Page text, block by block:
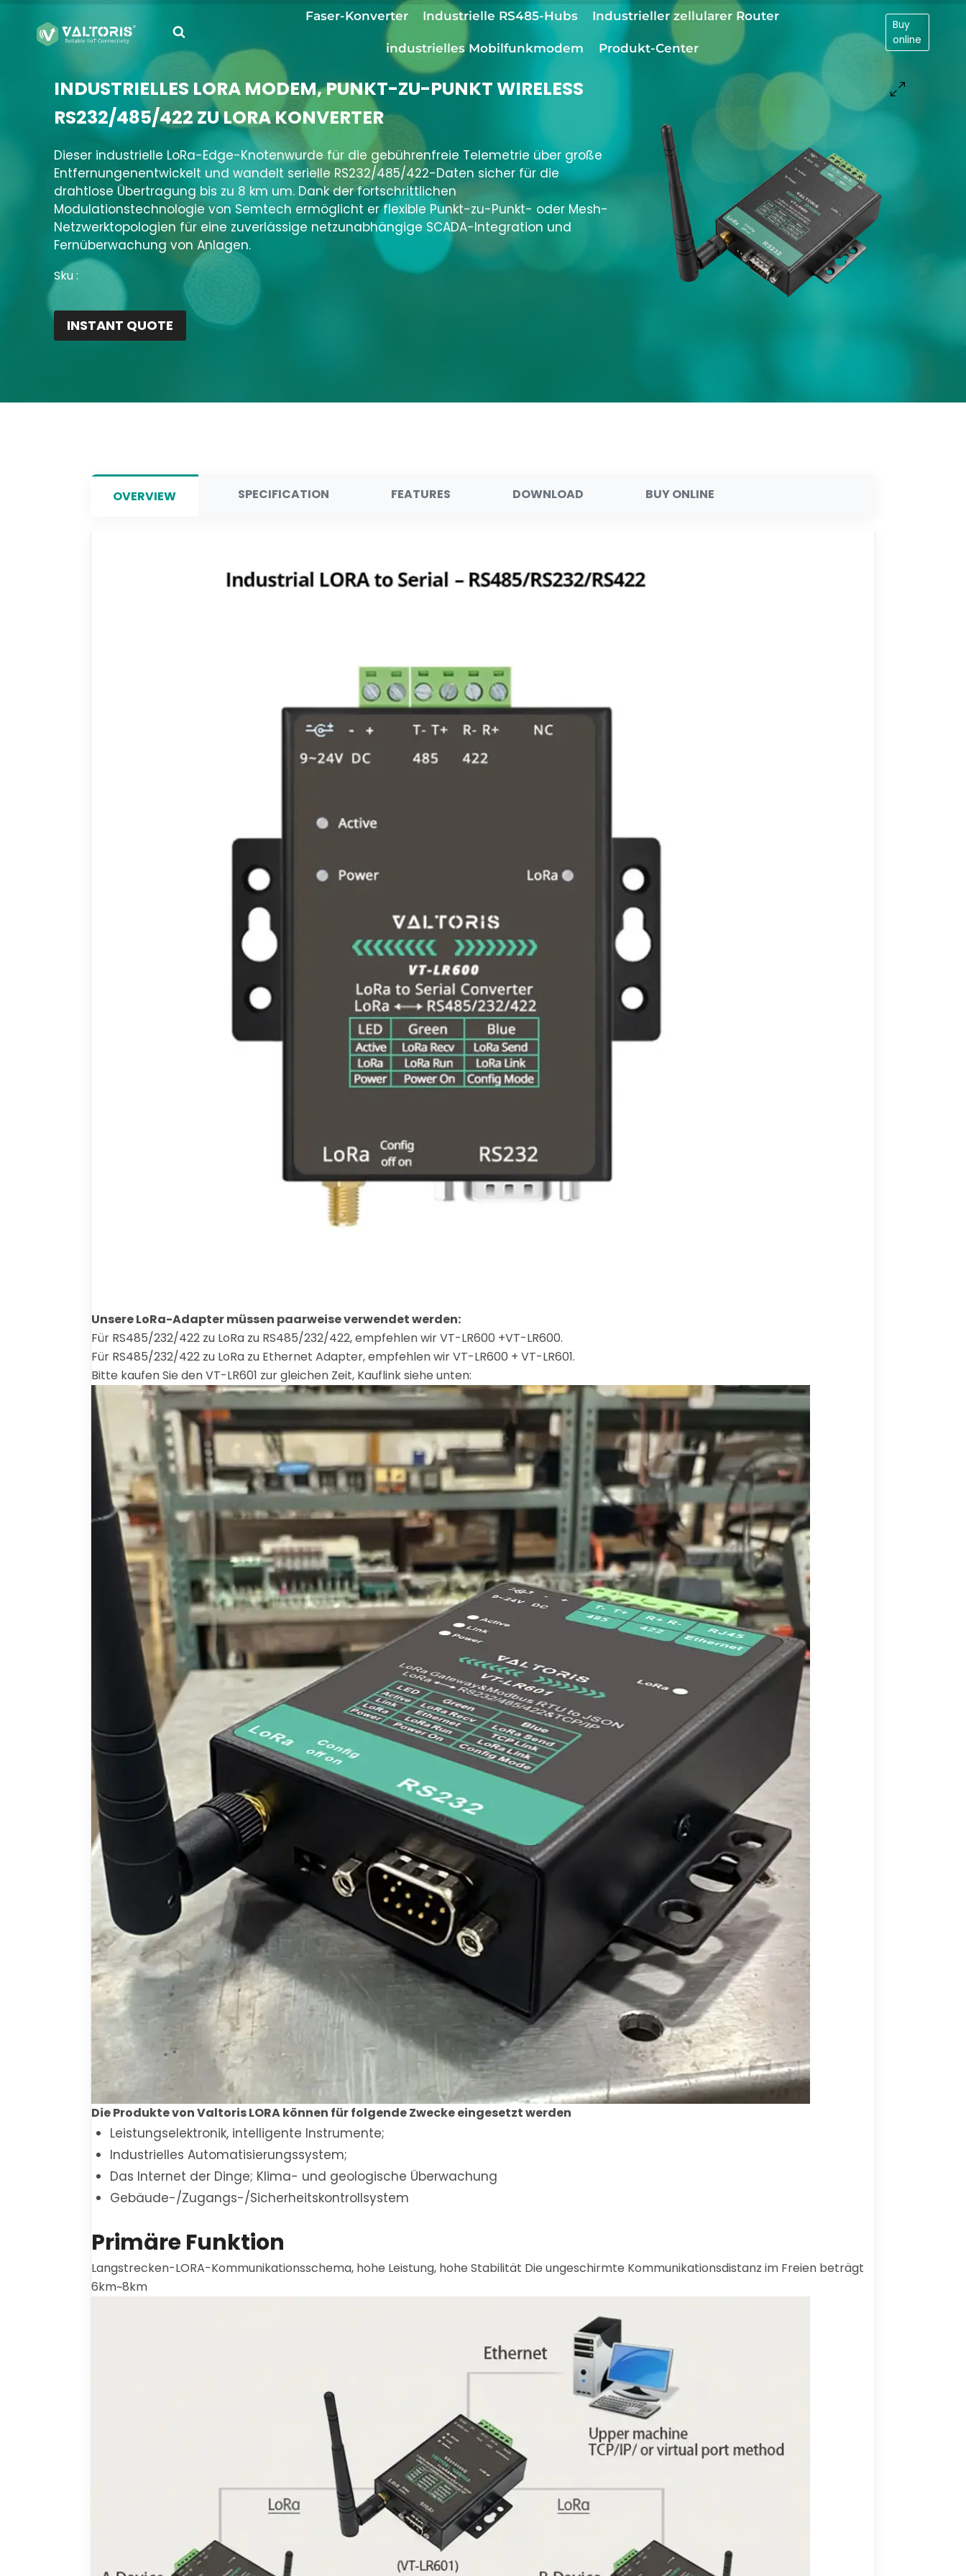
springen
Faser-Konverter Industrielle RS485-Hubs Industrieller zellularer Router
industrielles Mobilfunkmodem Produkt-Center
Buy
online
INDUSTRIELLES LORA MODEM, PUNKT-ZU-PUNKT WIRELESS
RS232/485/422 ZU LORA KONVERTER
Dieser industrielle LoRa-Edge-Knotenwurde für die gebührenfreie Telemetrie über große
Entfernungenentwickelt und wandelt serielle RS232/485/422-Daten sicher für die
drahtlose Übertragung bis zu 8 km um. Dank der fortschrittlichen
Modulationstechnologie von Semtech ermöglicht er flexible Punkt-zu-Punkt- oder Mesh-
Netzwerktopologien für eine zuverlässige netzunabhängige SCADA-Integration und
Fernüberwachung von Anlagen.
Sku :
INSTANT QUOTE
OVERVIEW SPECIFICATION FEATURES DOWNLOAD BUY ONLINE
Unsere LoRa-Adapter müssen paarweise verwendet werden:
Für RS485/232/422 zu LoRa zu RS485/232/422, empfehlen wir VT-LR600 +VT-LR600.
Für RS485/232/422 zu LoRa zu Ethernet Adapter, empfehlen wir VT-LR600 + VT-LR601.
Bitte kaufen Sie den VT-LR601 zur gleichen Zeit, Kauflink siehe unten:
Die Produkte von Valtoris LORA können für folgende Zwecke eingesetzt werden
Leistungselektronik, intelligente Instrumente;
Industrielles Automatisierungssystem;
Das Internet der Dinge; Klima- und geologische Überwachung
Gebäude-/Zugangs-/Sicherheitskontrollsystem
Primäre Funktion
Langstrecken-LORA-Kommunikationsschema, hohe Leistung, hohe Stabilität Die ungeschirmte Kommunikationsdistanz im Freien beträgt
6km~8km